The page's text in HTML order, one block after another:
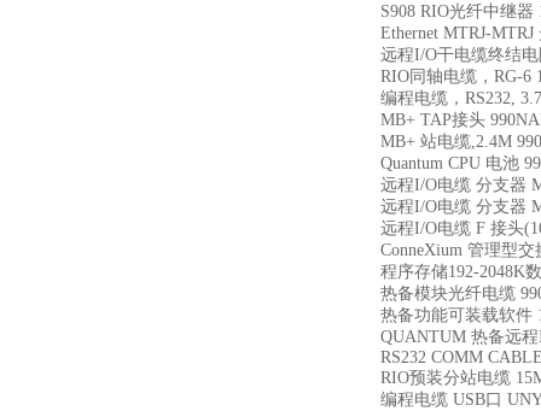
S908 RIO光纤中继器
Ethernet MTRJ-
远程I/O干电缆终结电
RIO同轴电缆，RG-6
编程电缆，RS232,
MB+ TAP接头
MB+ 站电缆,2.4M
Quantum CPU 电池
远程I/O电缆 分支器
远程I/O电缆 分支器
远程I/O电缆 F 接头
ConneXium 管理型
程序存储192-2048K
热备模块光纤电缆
热备功能可装载软件
QUANTUM 热备远程
RS232 COMM
RIO预装分站电缆
编程电缆 USB口